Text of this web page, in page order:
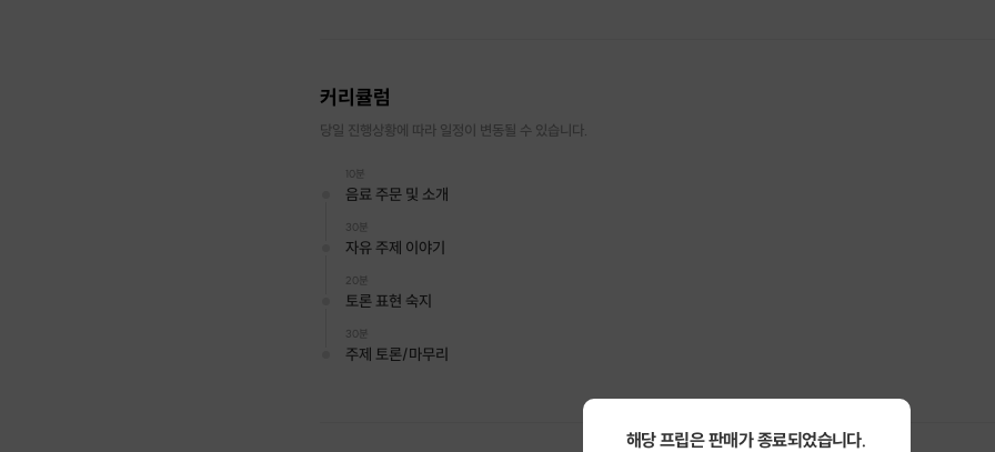
커리큘럼
당일 진행상황에 따라 일정이 변동될 수 있습니다.
10분
음료 주문 및 소개
30분
자유 주제 이야기
20분
토론 표현 숙지
30분
주제 토론/마무리
해당 프립은 판매가 종료되었습니다.